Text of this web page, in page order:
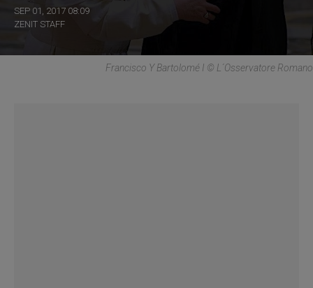
SEP 01, 2017 08:09
ZENIT STAFF
Francisco Y Bartolomé I © L´Osservatore Romano